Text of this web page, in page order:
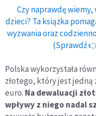
Czy naprawdę
dzieci? Ta książka
wyzwania oraz
(Sprawdź
Polska wykorzystała
złotego, który jest
euro. Na dewaluacji
wpływy z niego nadal